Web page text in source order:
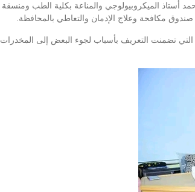
أستاذ الميكروبيولوجي والمناعة بكلية الطب ومنسقة
مكافحة وعلاج الإدمان والتعاطي بالمحافظة.
التي تضمنت التعريف بأسباب لجوء البعض إلى المخدرات